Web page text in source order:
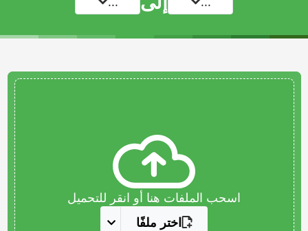
اسحب الملفات هنا أو انقر للتحميل
اختر ملفًا